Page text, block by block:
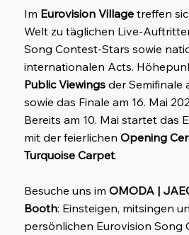
Im Eurovision Village treffen
Welt zu täglichen Live-
Song Contest-Stars sowie
internationalen Acts.
Public Viewings der Semifinale
sowie das Finale am 16. Mai
Bereits am 10. Mai startet das
mit der feierlichenOpening
Turquoise Carpet.
Besuche uns imOMODA |
Booth: Einsteigen, mitsingen
persönlichen Eurovision